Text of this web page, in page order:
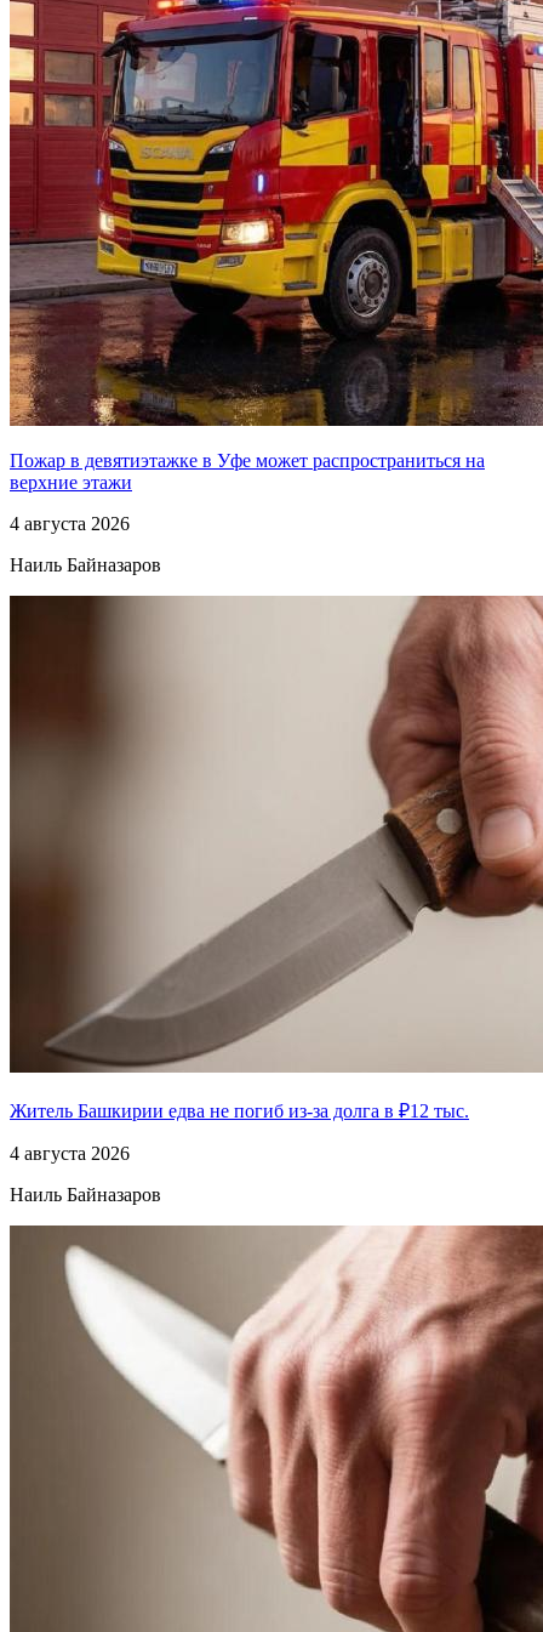
Пожар в девятиэтажке в Уфе может распространиться на
верхние этажи
4 августа 2026
Наиль Байназаров
Житель Башкирии едва не погиб из-за долга в ₽12 тыс.
4 августа 2026
Наиль Байназаров